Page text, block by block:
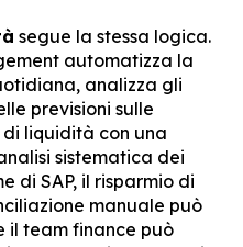
segue la stessa logica.
automatizza la
analizza gli
previsioni sulle
liquidità con una
sistematica dei
di SAP, il risparmio di
manuale può
il team finance può